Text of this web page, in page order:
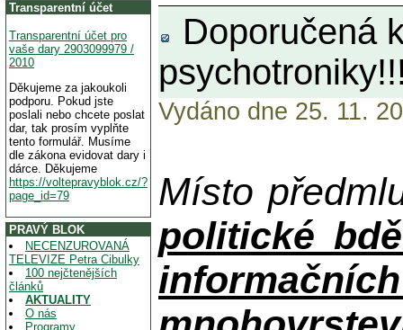
Transparentní účet
Transparentní účet pro
vaše dary 2903099979 /
2010
Děkujeme za jakoukoli
podporu. Pokud jste
poslali nebo chcete poslat
dar, tak prosím vyplňte
tento formulář. Musíme
dle zákona evidovat dary i
dárce. Děkujeme
https://voltepravyblok.cz/?
page_id=79
PRAVÝ BLOK
NECENZUROVANÁ
TELEVIZE Petra Cibulky
100 nejčtenějších
článků
AKTUALITY
O nás
Programy
Doporučená
Vydáno dne 25. 11.
Místo
politické